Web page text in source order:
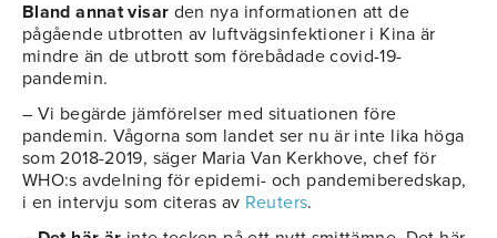
Bland annat visar den nya informationen att de
pågående utbrotten av luftvägsinfektioner i Kina är
mindre än de utbrott som förebådade covid-19-
pandemin.
– Vi begärde jämförelser med situationen före
pandemin. Vågorna som landet ser nu är inte lika höga
som 2018-2019, säger Maria Van Kerkhove, chef för
WHO:s avdelning för epidemi- och pandemiberedskap,
i en intervju som citeras av Reuters.